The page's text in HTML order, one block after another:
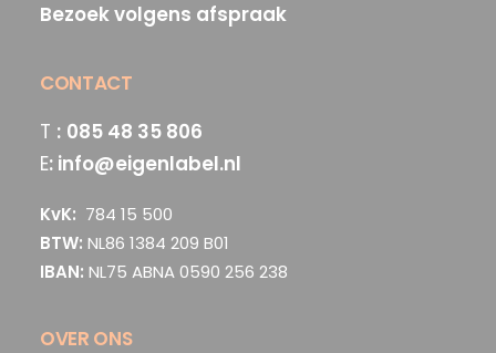
Bezoek volgens afspraak
CONTACT
T : 085 48 35 806
E: info@eigenlabel.nl
KvK: 784 15 500
BTW: NL86 1384 209 B01
IBAN: NL75 ABNA 0590 256 238
OVER ONS